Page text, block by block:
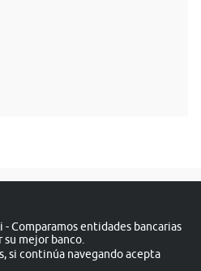
Comparamos entidades bancarias
mejor banco.
si continúa navegando acepta